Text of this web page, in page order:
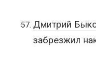
Дмитрий
забрезжил